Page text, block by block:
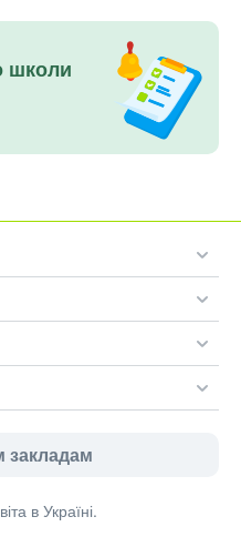
школи
закладам
в Україні.